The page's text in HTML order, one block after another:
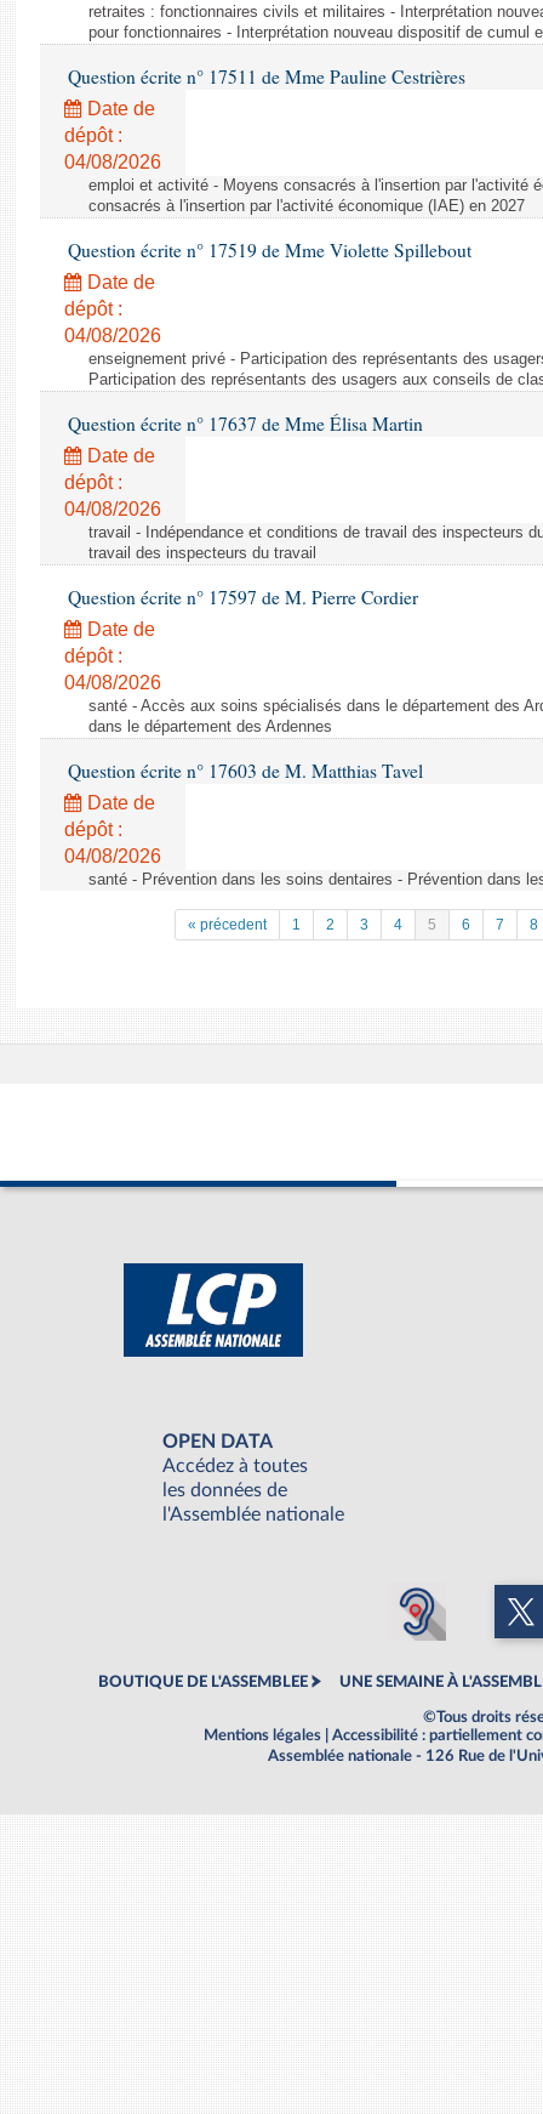
retraites : fonctionnaires civils et militaires - Interprétation
pour fonctionnaires - Interprétation nouveau dispositif de cumul
Question écrite n° 17511 de Mme Pauline Cestrières
Date de
dépôt :
04/08/2026
emploi et activité - Moyens consacrés à l'insertion par l'activité
consacrés à l'insertion par l'activité économique (IAE) en 2027
Question écrite n° 17519 de Mme Violette Spillebout
Date de
dépôt :
04/08/2026
enseignement privé - Participation des représentants des
Participation des représentants des usagers aux conseils de
Question écrite n° 17637 de Mme Élisa Martin
Date de
dépôt :
04/08/2026
travail - Indépendance et conditions de travail des inspecteurs
travail des inspecteurs du travail
Question écrite n° 17597 de M. Pierre Cordier
Date de
dépôt :
04/08/2026
santé - Accès aux soins spécialisés dans le département des
dans le département des Ardennes
Question écrite n° 17603 de M. Matthias Tavel
Date de
dépôt :
04/08/2026
santé - Prévention dans les soins dentaires - Prévention dans
« précedent 1 2 3 4 5 6 7 8
OPEN DATA
Accédez à toutes
les données de
l'Assemblée nationale
BOUTIQUE DE L'ASSEMBLEE UNE SEMAINE À
©Tous droits
Mentions légales
Accessibilité : partiellement
Assemblée nationale - 126 Rue de